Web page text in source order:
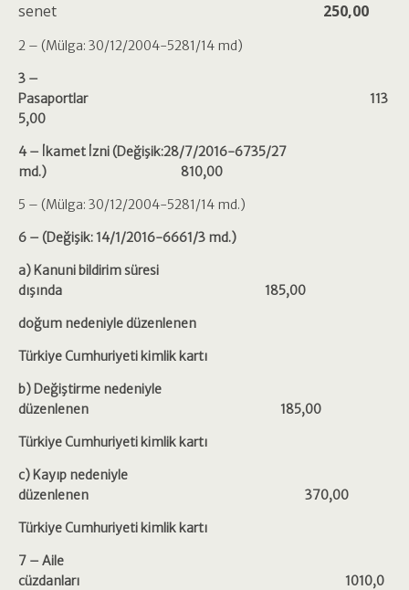
senet 250,00
2 – (Mülga: 30/12/2004-5281/14 md)
3 –
Pasaportlar 113
5,00
4 – İkamet İzni (Değişik:28/7/2016-6735/27
md.) 810,00
5 – (Mülga: 30/12/2004-5281/14 md.)
6 – (Değişik: 14/1/2016-6661/3 md.)
a) Kanuni bildirim süresi
dışında 185,00
doğum nedeniyle düzenlenen
Türkiye Cumhuriyeti kimlik kartı
b) Değiştirme nedeniyle
düzenlenen 185,00
Türkiye Cumhuriyeti kimlik kartı
c) Kayıp nedeniyle
düzenlenen 370,00
Türkiye Cumhuriyeti kimlik kartı
7 – Aile
cüzdanları 1010,0